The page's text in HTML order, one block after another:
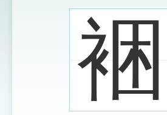
裍